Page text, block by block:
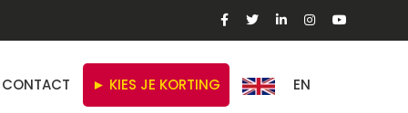
CONTACT ► KIES JE KORTING EN